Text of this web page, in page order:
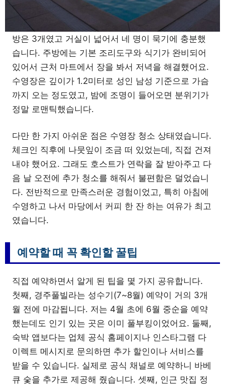
방은 3개였고 거실이 넓어서 네 명이 묵기에 충분했
습니다. 주방에는 기본 조리도구와 식기가 완비되어
있어서 근처 마트에서 장을 봐서 저녁을 해결했어요.
수영장은 깊이가 1.2미터로 성인 남성 기준으로 가슴
까지 오는 정도였고, 밤에 조명이 들어오면 분위기가
정말 로맨틱했습니다.
다만 한 가지 아쉬운 점은 수영장 청소 상태였습니다.
체크인 직후에 나뭇잎이 조금 떠 있었는데, 직접 건져
내야 했어요. 그래도 호스트가 연락을 잘 받아주고 다
음 날 오전에 추가 청소를 해줘서 불편함은 덜었습니
다. 전반적으로 만족스러운 경험이었고, 특히 아침에
수영하고 나서 마당에서 커피 한 잔 하는 여유가 최고
였습니다.
예약할 때 꼭 확인할 꿀팁
직접 예약하면서 알게 된 팁을 몇 가지 공유합니다.
첫째, 경주풀빌라는 성수기(7~8월) 예약이 거의 3개
월 전에 마감됩니다. 저는 4월 초에 6월 중순을 예약
했는데도 인기 있는 곳은 이미 풀부킹이었어요. 둘째,
숙박 앱보다는 업체 공식 홈페이지나 인스타그램 다
이렉트 메시지로 문의하면 추가 할인이나 서비스를
받을 수 있습니다. 실제로 공식 채널로 예약하니 바베
큐 숯을 추가로 제공해 줬습니다. 셋째, 인근 맛집 정